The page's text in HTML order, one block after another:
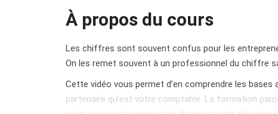
À propos du cours
Les chiffres sont souvent confus pour les
On les remet souvent à un professionnel du chiffre
Cette vidéo vous permet d’en comprendre les
partenaire qu’est votre comptable. La formation